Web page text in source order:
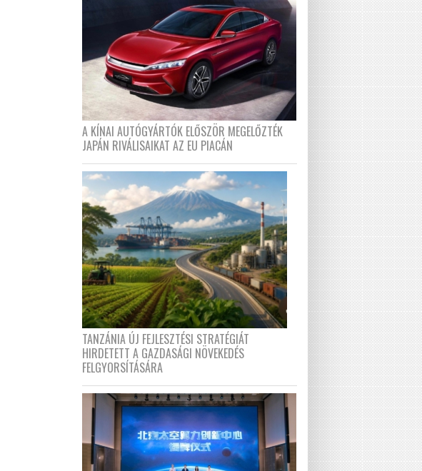
A KÍNAI AUTÓGYÁRTÓK ELŐSZÖR MEGELŐZTÉK
JAPÁN RIVÁLISAIKAT AZ EU PIACÁN
TANZÁNIA ÚJ FEJLESZTÉSI STRATÉGIÁT
HIRDETETT A GAZDASÁGI NÖVEKEDÉS
FELGYORSÍTÁSÁRA